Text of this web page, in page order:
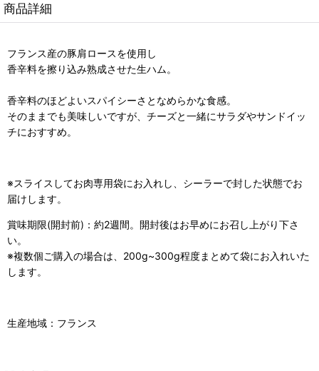
商品詳細
フランス産の豚肩ロースを使用し
香辛料を擦り込み熟成させた生ハム。
香辛料のほどよいスパイシーさとなめらかな食感。
そのままでも美味しいですが、チーズと一緒にサラダやサンドイッ
チにおすすめ。
※スライスしてお肉専用袋にお入れし、シーラーで封した状態でお
届けします。
賞味期限(開封前)：約2週間。開封後はお早めにお召し上がり下さ
い。
※複数個ご購入の場合は、200g~300g程度まとめて袋にお入れいた
します。
生産地域：フランス